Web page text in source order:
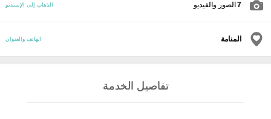
7 الصور والفيديو الذهاب إلى الإستديو
المنامة الهاتف والعنوان
تفاصيل الخدمة